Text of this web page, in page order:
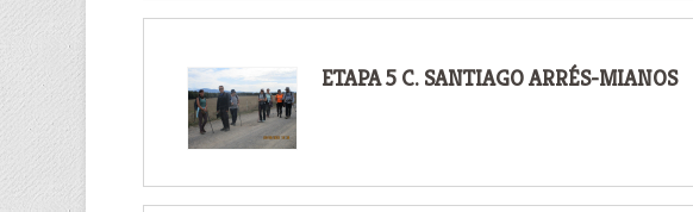
ETAPA 5 C. SANTIAGO ARRÉS-MIANOS